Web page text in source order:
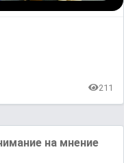
211
на мнениe